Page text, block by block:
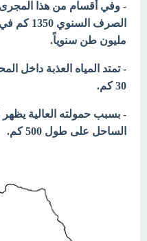
- وفي أقسام من هذا المجرى
مليون طن سنوياً.
- تمتد المياه العذبة داخل
30 كم.
- بسبب حمولته العالية
الساحل على طول 500 كم.